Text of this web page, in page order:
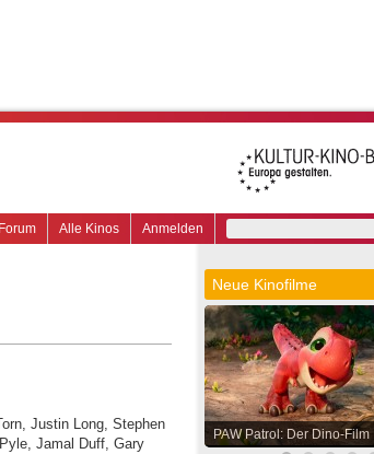
Anmelden
Alle Kinos
Forum
Justin Long, Stephen
Jamal Duff, Gary
Neue Kinofilme
PAW Patrol: Der Dino-Film